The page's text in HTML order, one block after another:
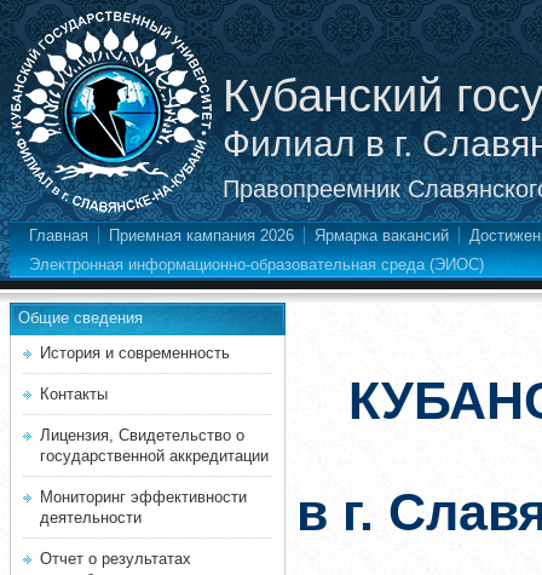
Кубанский
Филиал в г.
Правопреемник
Главная Приемная кампания 2026 Ярмарка вакансий
Электронная информационно-образовательная среда (ЭИОС)
Общие сведения
История и современность
Контакты
Лицензия, Свидетельство о
государственной аккредитации
Мониторинг эффективности
деятельности
Отчет о результатах
в г.